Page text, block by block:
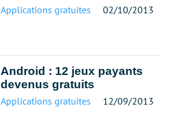
Applications gratuites 02/10/2013
Android : 12 jeux payants
devenus gratuits
Applications gratuites 12/09/2013